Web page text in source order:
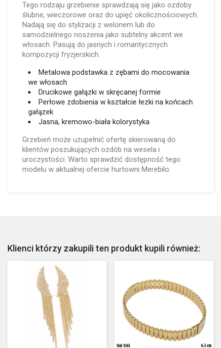
Tego rodzaju grzebienie sprawdzają się jako ozdoby
ślubne, wieczorowe oraz do upięć okolicznościowych.
Nadają się do stylizacji z welonem lub do
samodzielnego noszenia jako subtelny akcent we
włosach. Pasują do jasnych i romantycznych
kompozycji fryzjerskich.
Metalowa podstawka z zębami do mocowania
we włosach
Drucikowe gałązki w skręcanej formie
Perłowe zdobienia w kształcie łezki na końcach
gałązek
Jasna, kremowo-biała kolorystyka
Grzebień może uzupełnić ofertę skierowaną do
klientów poszukujących ozdób na wesela i
uroczystości. Warto sprawdzić dostępność tego
modelu w aktualnej ofercie hurtowni Merebilo.
Klienci którzy zakupili ten produkt kupili również: